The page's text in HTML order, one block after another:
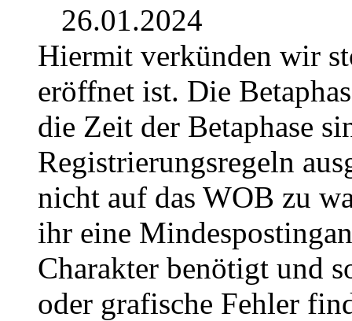
26.01.2024
Hiermit verkünden wir
eröffnet ist. Die
die Zeit der Betaphase
Registrierungsregeln
nicht auf das WOB zu
ihr eine
Charakter benötigt und
oder grafische Fehler